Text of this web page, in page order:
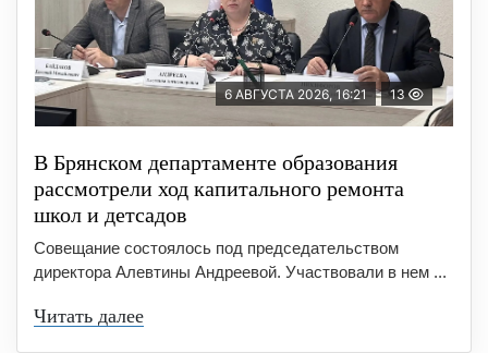
6 АВГУСТА 2026, 16:21 13
В Брянском департаменте образования
рассмотрели ход капитального ремонта
школ и детсадов
Совещание состоялось под председательством
директора Алевтины Андреевой. Участвовали в нем ...
Читать далее